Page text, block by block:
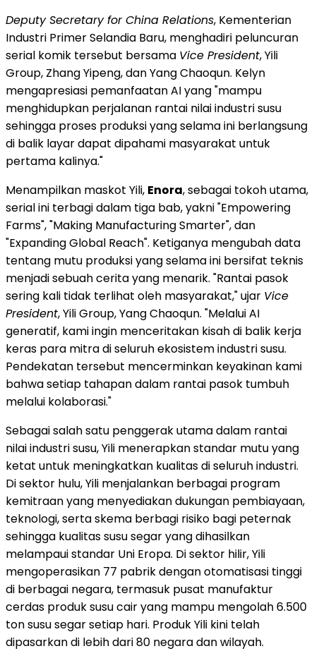
Deputy Secretary for China Relations, Kementerian
Industri Primer Selandia Baru, menghadiri peluncuran
serial komik tersebut bersama Vice President, Yili
Group, Zhang Yipeng, dan Yang Chaoqun. Kelyn
mengapresiasi pemanfaatan AI yang "mampu
menghidupkan perjalanan rantai nilai industri susu
sehingga proses produksi yang selama ini berlangsung
di balik layar dapat dipahami masyarakat untuk
pertama kalinya."
Menampilkan maskot Yili, Enora, sebagai tokoh utama,
serial ini terbagi dalam tiga bab, yakni "Empowering
Farms", "Making Manufacturing Smarter", dan
"Expanding Global Reach". Ketiganya mengubah data
tentang mutu produksi yang selama ini bersifat teknis
menjadi sebuah cerita yang menarik. "Rantai pasok
sering kali tidak terlihat oleh masyarakat," ujar Vice
President, Yili Group, Yang Chaoqun. "Melalui AI
generatif, kami ingin menceritakan kisah di balik kerja
keras para mitra di seluruh ekosistem industri susu.
Pendekatan tersebut mencerminkan keyakinan kami
bahwa setiap tahapan dalam rantai pasok tumbuh
melalui kolaborasi."
Sebagai salah satu penggerak utama dalam rantai
nilai industri susu, Yili menerapkan standar mutu yang
ketat untuk meningkatkan kualitas di seluruh industri.
Di sektor hulu, Yili menjalankan berbagai program
kemitraan yang menyediakan dukungan pembiayaan,
teknologi, serta skema berbagi risiko bagi peternak
sehingga kualitas susu segar yang dihasilkan
melampaui standar Uni Eropa. Di sektor hilir, Yili
mengoperasikan 77 pabrik dengan otomatisasi tinggi
di berbagai negara, termasuk pusat manufaktur
cerdas produk susu cair yang mampu mengolah 6.500
ton susu segar setiap hari. Produk Yili kini telah
dipasarkan di lebih dari 80 negara dan wilayah.